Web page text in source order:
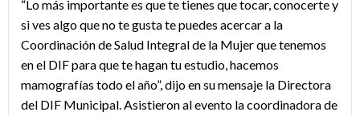
“Lo más importante es que te tienes que tocar, conocerte y
si ves algo que no te gusta te puedes acercar a la
Coordinación de Salud Integral de la Mujer que tenemos
en el DIF para que te hagan tu estudio, hacemos
mamografías todo el año”, dijo en su mensaje la Directora
del DIF Municipal. Asistieron al evento la coordinadora de